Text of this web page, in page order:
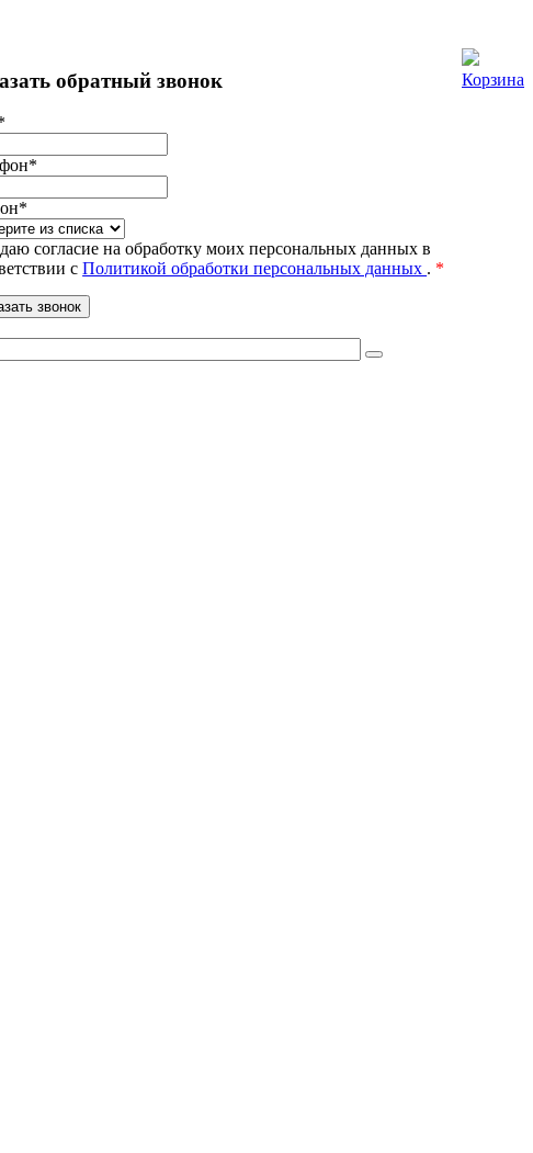
обратный звонок
*
*
согласие на обработку моих персональных данных в
сПолитикой обработки персональных данных . *
Корзина